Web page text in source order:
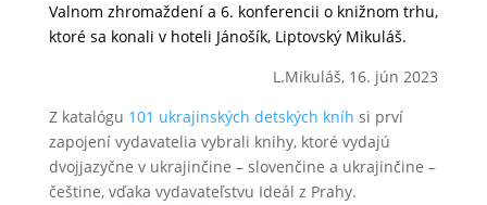
Valnom zhromaždení a 6. konferencii o knižnom trhu,
ktoré sa konali v hoteli Jánošík, Liptovský Mikuláš.
L.Mikuláš, 16. jún 2023
Z katalógu 101 ukrajinských detských kníh si prví
zapojení vydavatelia vybrali knihy, ktoré vydajú
dvojjazyčne v ukrajinčine – slovenčine a ukrajinčine –
češtine, vďaka vydavateľstvu Ideál z Prahy.